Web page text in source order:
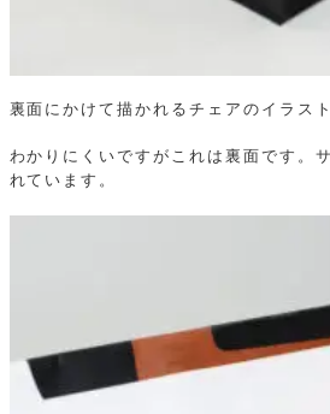
裏面にかけて描かれるチェアのイラスト
わかりにくいですがこれは裏面です。
れています。